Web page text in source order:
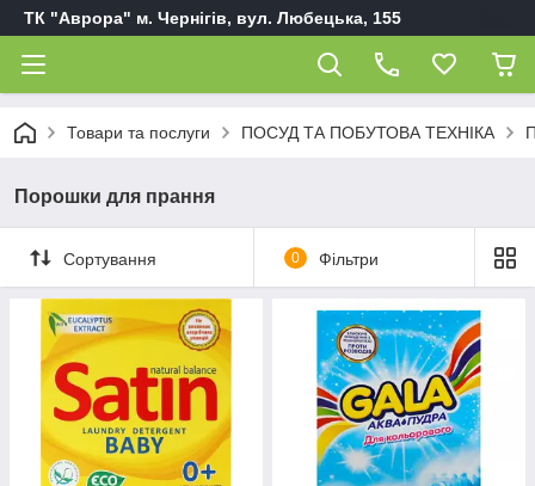
ТК "Аврора" м. Чернігів, вул. Любецька, 155
Товари та послуги ПОСУД ТА ПОБУТОВА ТЕХНІКА
Порошки для прання
Сортування 0 Фільтри